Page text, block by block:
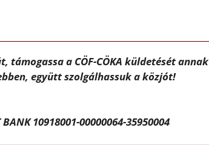
a CÖF-CÖKA küldetését annak
együtt szolgálhassuk a közjót!
10918001-00000064-35950004